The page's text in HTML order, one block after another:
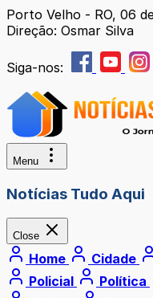
Porto Velho - RO, 06
Direção: Osmar Silva
Siga-nos:
Menu
Notícias Tudo Aqui
Close
Home Cidade
Policial
Política